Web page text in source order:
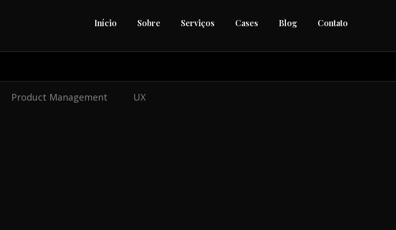
Início Sobre Serviços Cases Blog Contato
Product Management UX